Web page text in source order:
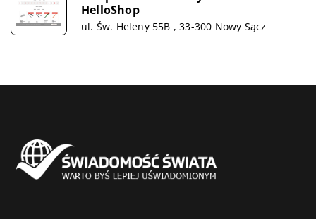
HelloShop
ul. Św. Heleny 55B , 33-300 Nowy Sącz